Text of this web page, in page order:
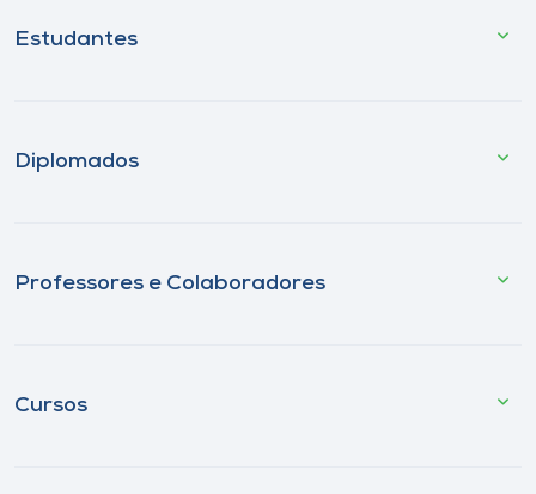
Estudantes
Diplomados
Professores e Colaboradores
Cursos